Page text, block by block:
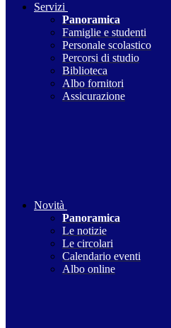
Servizi
Panoramica
Famiglie e studenti
Personale scolastico
Percorsi di studio
Biblioteca
Albo fornitori
Assicurazione
Novità
Panoramica
Le notizie
Le circolari
Calendario eventi
Albo online